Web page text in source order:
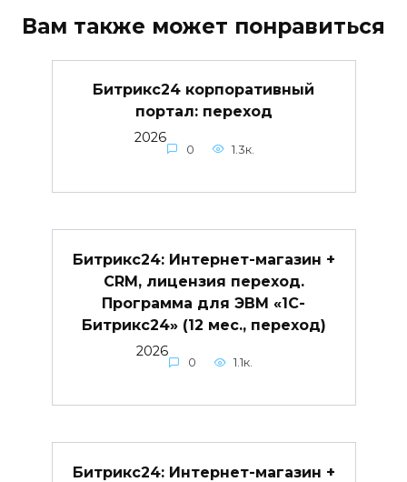
Вам также может понравиться
Битрикс24 корпоративный
портал: переход
2026
0 1.3к.
Битрикс24: Интернет-магазин +
CRM, лицензия переход.
Программа для ЭВМ «1С-
Битрикс24» (12 мес., переход)
2026
0 1.1к.
Битрикс24: Интернет-магазин +